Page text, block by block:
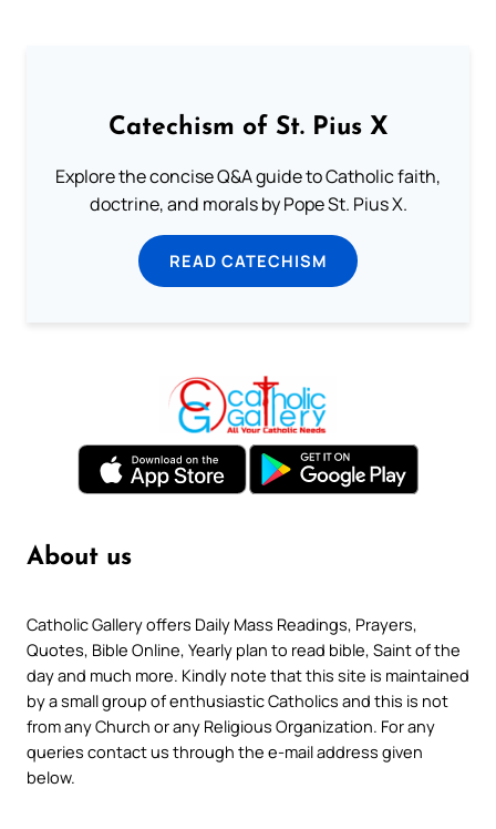
Catechism of St. Pius X
Explore the concise Q&A guide to Catholic faith,
doctrine, and morals by Pope St. Pius X.
READ CATECHISM
About us
Catholic Gallery offers Daily Mass Readings, Prayers,
Quotes, Bible Online, Yearly plan to read bible, Saint of the
day and much more. Kindly note that this site is maintained
by a small group of enthusiastic Catholics and this is not
from any Church or any Religious Organization. For any
queries contact us through the e-mail address given
below.